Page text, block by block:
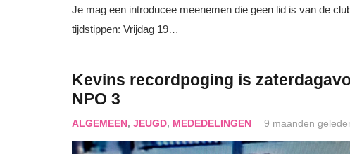
Je mag een introducee meenemen die geen lid is van de
tijdstippen: Vrijdag 19…
Kevins recordpoging is
NPO 3
ALGEMEEN , JEUGD, MEDEDELINGEN 9 maanden